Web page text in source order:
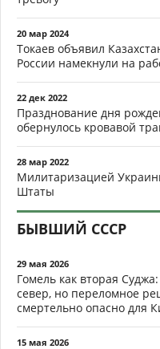
20 мар 2024
Токаев объявил
России намекнули на
22 дек 2022
Празднование дня
обернулось кровавой
28 мар 2022
Милитаризацией
Штаты
БЫВШИЙ СССР
29 мая 2026
Гомель как вторая
север, но переломное
смертельно опасно для
15 мая 2026